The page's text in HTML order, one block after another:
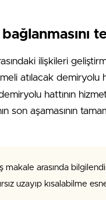
ilişkileri
atılacak demiryolu
hattının
son aşamasının
makale arasında
uzayıp kısalabilme